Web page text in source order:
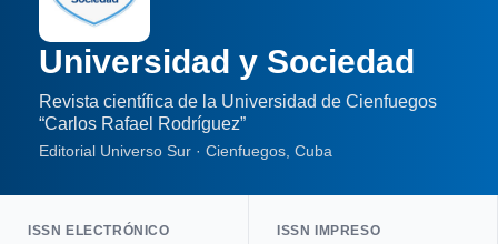
Universidad y Sociedad
Revista científica de la Universidad de Cienfuegos
“Carlos Rafael Rodríguez”
Editorial Universo Sur · Cienfuegos, Cuba
ISSN ELECTRÓNICO ISSN IMPRESO